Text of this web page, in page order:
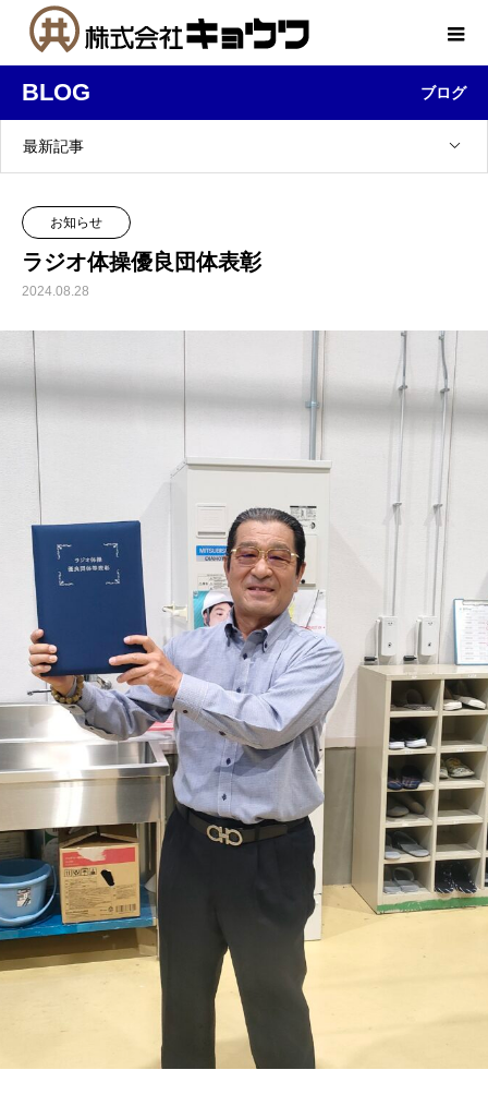
BLOG ブログ
最新記事
お知らせ
ラジオ体操優良団体表彰
2024.08.28